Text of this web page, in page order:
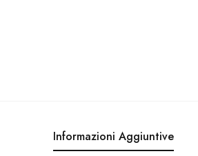
Informazioni Aggiuntive